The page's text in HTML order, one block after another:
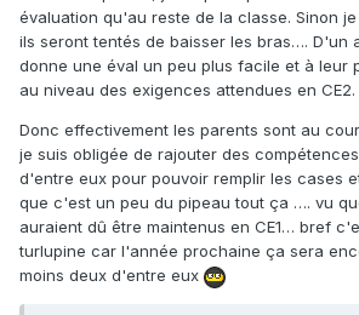
évaluation qu'au reste de la classe. Sinon
ils seront tentés de baisser les bras…. D'un
donne une éval un peu plus facile et à leur
au niveau des exigences attendues en CE2.
Donc effectivement les parents sont au
je suis obligée de rajouter des
d'entre eux pour pouvoir remplir les cases
que c'est un peu du pipeau tout ça …. vu
auraient dû être maintenus en CE1… bref
turlupine car l'année prochaine ça sera
moins deux d'entre eux